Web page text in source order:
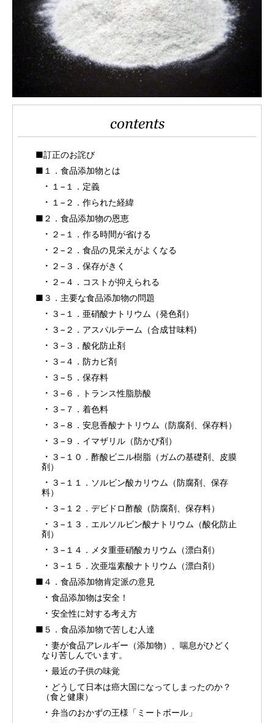
contents
■訂正のお詫び
■１．食品添加物とは
１−１．定義
１−２．作られた経緯
■２．食品添加物の恩恵
２−１．作る時間が省ける
２−２．食品の見栄えがよくなる
２−３．保存がきく
２−４．コストが抑えられる
■３．主要な食品添加物の問題
３−１．亜硝酸ナトリウム（発色剤）
３−２．アスパルテーム（合成甘味料)
３−３．酸化防止剤
３−４．防カビ剤
３−５．保存料
３−６．トランス性脂肪酸
３−７．着色料
３−８．安息香酸ナトリウム（防腐剤、保存料）
３−９．イマザリル（防かび剤）
３−１０．酢酸ビニル樹脂（ガムの基礎剤、皮膜
剤）
３−１１．ソルビン酸カリウム（防腐剤、保存
料）
３−１２．デビドロ酢酸（防腐剤、保存料）
３−１３．エルソルビン酸ナトリウム（酸化防止
剤）
３−１４．メタ重亜硝酸カリウム（漂白剤）
３−１５．次亜塩素酸ナトリウム（漂白剤）
■４．食品添加物肯定派の意見
食品添加物は安全！
安全性に対する考え方
■５．食品添加物で苦しむ人達
妻が食品アレルギー（添加物）、喘息がひどく
なり苦しんでいます。
最近の子供の味覚
どうして日本は癌大国になってしまったのか？
（食と健康）
弁当のおかずの王様「ミートボール」